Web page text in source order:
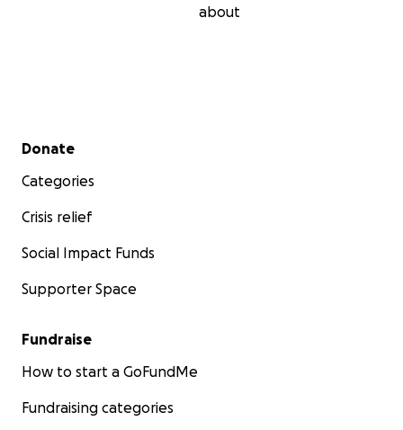
about
Secondary menu
Donate
Categories
Crisis relief
Social Impact Funds
Supporter Space
Fundraise
How to start a GoFundMe
Fundraising categories